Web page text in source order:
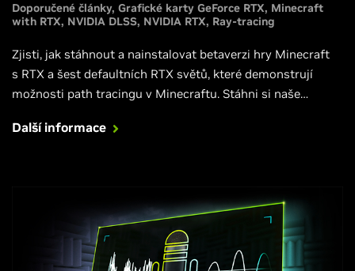
Doporučené články Grafické karty GeForce RTX Minecraft
with RTX NVIDIA DLSS NVIDIA RTX Ray-tracing
Zjisti, jak stáhnout a nainstalovat betaverzi hry Minecraft
s RTX a šest defaultních RTX světů, které demonstrují
možnosti path tracingu v Minecraftu. Stáhni si naše
s ray-tracingem a na porovnání hry se zapnutou a s
Další informace